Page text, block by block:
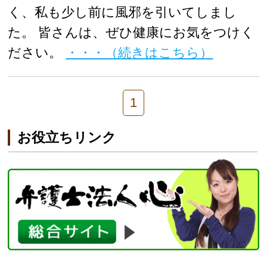
く、私も少し前に風邪を引いてしまし
た。 皆さんは、ぜひ健康にお気をつけく
ださい。
・・・（続きはこちら）
1
お役立ちリンク